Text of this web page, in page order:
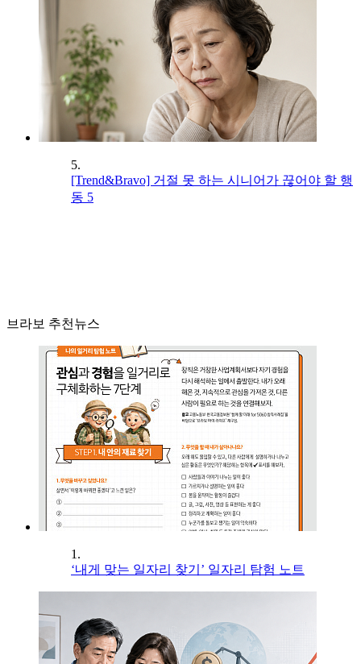
5.
[Trend&Bravo] 거절 못 하는 시니어가 끊어야 할 행
동 5
브라보 추천뉴스
1.
‘내게 맞는 일자리 찾기’ 일자리 탐험 노트